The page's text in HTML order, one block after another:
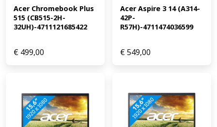
een i7/Ryzen 7 processor en een RTX/RX/Quadro
videokaart Game design en 3D animatie: ongeschikt,
minimaal een i9/Ryzen 9 processor en een
minimaal RTX 3050 of RX 6500/5500 videokaart Ontvang
Acer Chromebook Plus
515 (CB515-2H-
32UH)-4711121685422
€ 499,00
Acer Aspire 3 14 (A314-
42P-
R57H)-4711474036599
€549,00